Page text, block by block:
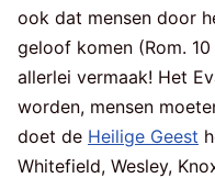
ook dat mensen door
geloof komen (Rom. 10
allerlei vermaak! Het
worden, mensen
doet de Heilige Geest
Whitefield, Wesley,